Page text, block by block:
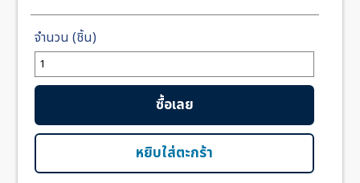
จำนวน
Patek
Nautilus
5726-
White
หยิบใส่ตะกร้า
ซื้อเลย